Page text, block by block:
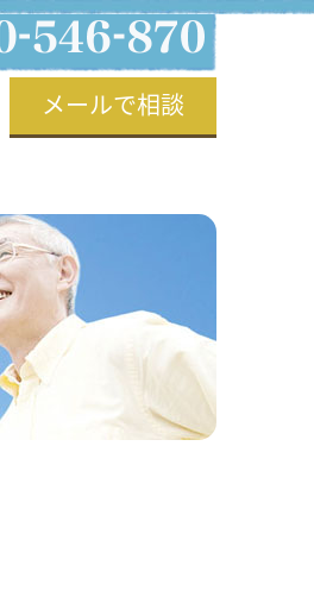
メールで相談